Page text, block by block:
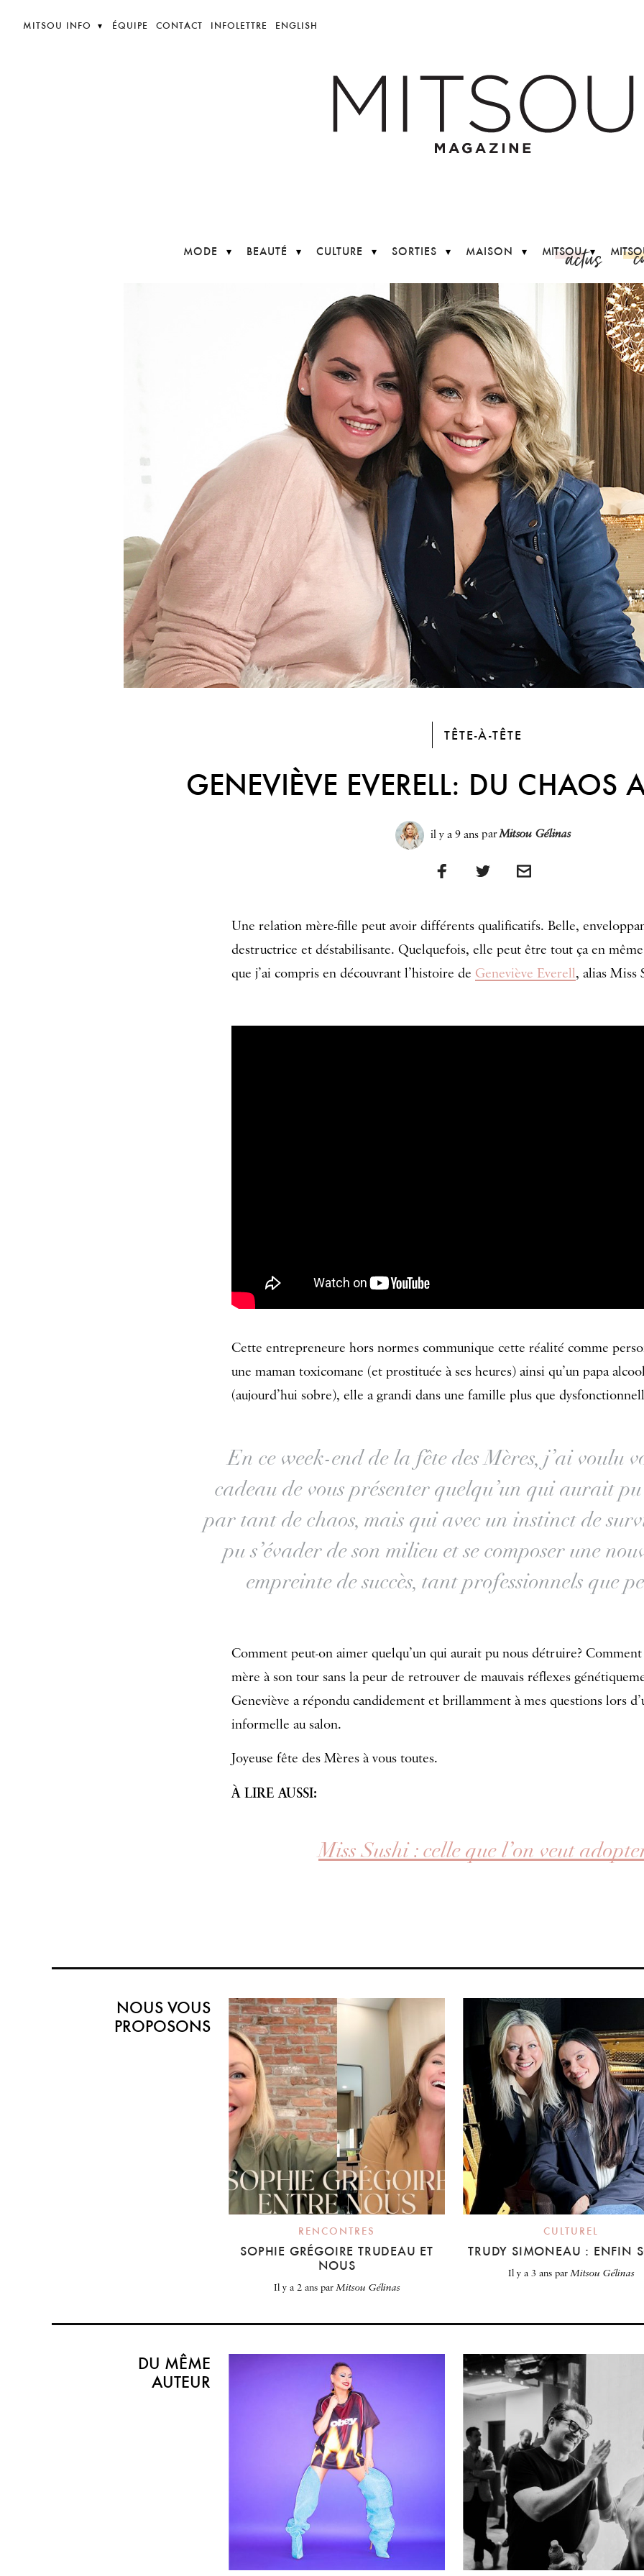
MITSOU INFO ÉQUIPE CONTACT INFOLETTRE ENGLISH
MODE BEAUTÉ CULTURE SORTIES MAISON MITSOUactus
TÊTE-À-TÊTE
GENEVIÈVE EVERELL: DU CHAOS
il y a 9 ansparMitsou Gélinas
Une relation mère-fille peut avoir différents qualificatifs. Belle,
destructrice et déstabilisante. Quelquefois, elle peut être tout ça en même
que j’ai compris en découvrant l’histoire de Geneviève Everell, alias Miss
Cette entrepreneure hors normes communique cette réalité comme
une maman toxicomane (et prostituée à ses heures) ainsi qu’un papa
(aujourd’hui sobre), elle a grandi dans une famille plus que
En ce week-end de la fête des Mères, j’ai voulu
cadeau de vous présenter quelqu’un qui aurait
par tant de chaos, mais qui avec un instinct de
pu s’évader de son milieu et se composer une
empreinte de succès, tant professionnels que
Comment peut-on aimer quelqu’un qui aurait pu nous détruire?
mère à son tour sans la peur de retrouver de mauvais réflexes
Geneviève a répondu candidement et brillamment à mes questions lors
informelle au salon.
Joyeuse fête des Mères à vous toutes.
À LIRE AUSSI:
Miss Sushi : celle que l’on veut
NOUS VOUS
PROPOSONS
RENCONTRES
SOPHIE GRÉGOIRE TRUDEAU ET
NOUS
il y a 2 ansparMitsou Gélinas
CULTUREL
TRUDY SIMONEAU : ENFIN
il y a 3 ansparMitsou Gélinas
DU MÊME
AUTEUR